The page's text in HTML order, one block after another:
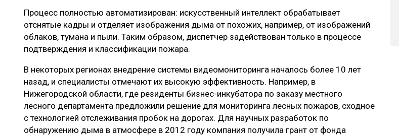
Процесс полностью автоматизирован: искусственный интеллект обрабатывает
отснятые кадры и отделяет изображения дыма от похожих, например, от изображений
облаков, тумана и пыли. Таким образом, диспетчер задействован только в процессе
подтверждения и классификации пожара.
В некоторых регионах внедрение системы видеомониторинга началось более 10 лет
назад, и специалисты отмечают их высокую эффективность. Например, в
Нижегородской области, где резиденты бизнес-инкубатора по заказу местного
лесного департамента предложили решение для мониторинга лесных пожаров, сходное
с технологией отслеживания пробок на дорогах. Для научных разработок по
обнаружению дыма в атмосфере в 2012 году компания получила грант от фонда